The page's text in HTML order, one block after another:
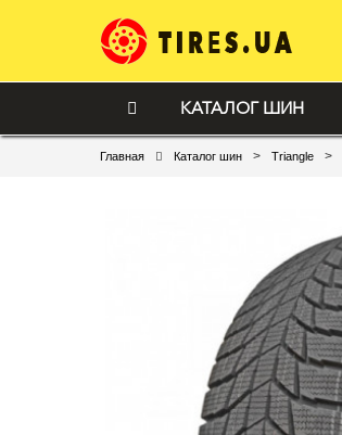
КАТАЛОГ ШИН
Главная Каталог шин > Triangle >